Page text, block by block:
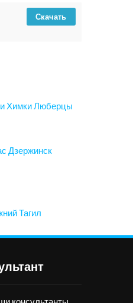
Скачать
ХимкиЛюберцы
Дзержинск
Тагил